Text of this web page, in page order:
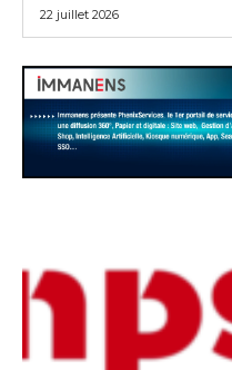
22 juillet 2026